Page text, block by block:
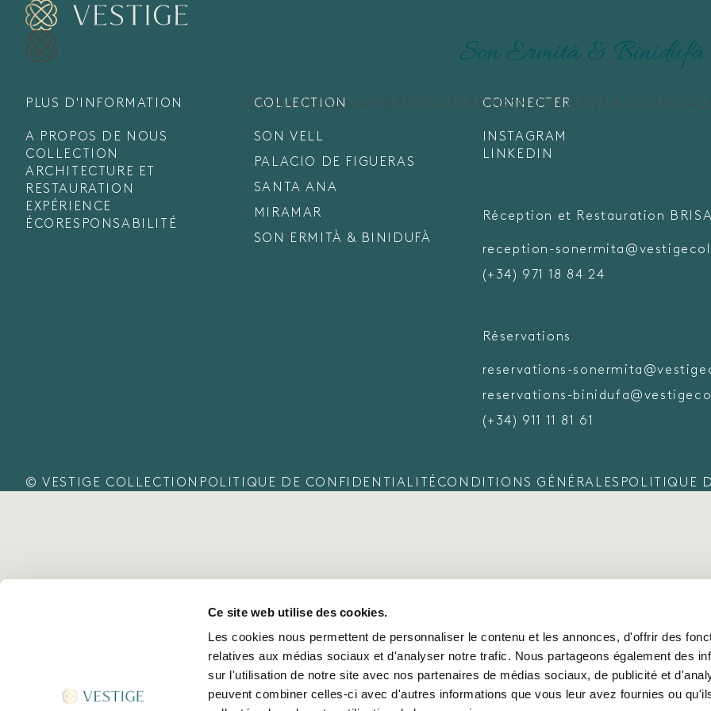
Ce site web utilise des cookies.
Les cookies nous permettent de personnaliser le contenu et les annonces, d'offrir des
relatives aux médias sociaux et d'analyser notre trafic. Nous partageons également des
sur l'utilisation de notre site avec nos partenaires de médias sociaux, de publicité et
peuvent combiner celles-ci avec d'autres informations que vous leur avez fournies ou
DOMAINESCHAMBRES GASTRONOMIERÉGÉNÉRATION
PLUS D'INFORMATION
A PROPOS DE NOUS
COLLECTION
ARCHITECTURE ET
RESTAURATION
EXPÉRIENCE
ÉCORESPONSABILITÉ
COLLECTION
SON VELL
PALACIO DE FIGUERAS
SANTA ANA
MIRAMAR
SON ERMITÀ & BINIDUFÀ
CONNECTER
INSTAGRAM
LINKEDIN
Réception et Restauration BRISA
reception-
(+34) 971 18 84 24
Réservations
reservations-
reservations-
(+34) 911 11 81 61
© VESTIGE COLLECTION POLITIQUE DE CONFIDENTIALITÉCONDITIONS GÉNÉRALES POLITIQUE